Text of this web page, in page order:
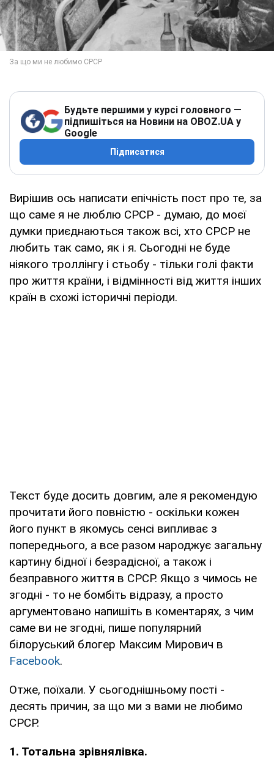
Будьте першими у курсі головного —
підпишіться на Новини на OBOZ.UA у
Google
Підписатися
Вирішив ось написати епічність пост про те, за
що саме я не люблю СРСР - думаю, до моєї
думки приєднаються також всі, хто СРСР не
любить так само, як і я. Сьогодні не буде
ніякого троллінгу і стьобу - тільки голі факти
про життя країни, і відмінності від життя інших
країн в схожі історичні періоди.
Текст буде досить довгим, але я рекомендую
прочитати його повністю - оскільки кожен
його пункт в якомусь сенсі випливає з
попереднього, а все разом народжує загальну
картину бідної і безрадісної, а також і
безправного життя в СРСР. Якщо з чимось не
згодні - то не бомбіть відразу, а просто
аргументовано напишіть в коментарях, з чим
саме ви не згодні, пише популярний
білоруський блогер Максим Мирович в
Facebook.
Отже, поїхали. У сьогоднішньому пості -
десять причин, за що ми з вами не любимо
СРСР.
1. Тотальна зрівнялівка.